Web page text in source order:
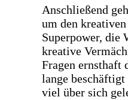
Anschließend
um den
Superpower, die
kreative
Fragen ernsthaft
lange beschäftigt
viel über sich